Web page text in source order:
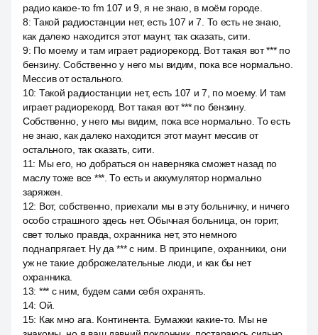
радио какое-то fm 107 и 9, я не знаю, в моём городе.
8:Такой радиостанции нет, есть 107 и 7. То есть не знаю,
как далеко находится этот маунт, так сказать, сити.
9: По моему и там играет радиорекорд. Вот такая вот *** по
бензину. Собственно у него мы видим, пока все нормально.
Мессив от остального.
10: Такой радиостанции нет, есть 107 и 7, по моему. И там
играет радиорекорд. Вот такая вот *** по бензину.
Собственно, у него мы видим, пока все нормально. То есть
не знаю, как далеко находится этот маунт мессив от
остального, так сказать, сити.
11: Мы его, но добраться он наверняка сможет назад по
маслу тоже все ***. То есть и аккумулятор нормально
заряжен.
12: Вот, собственно, приехали мы в эту больничку, и ничего
особо страшного здесь нет. Обычная больница, он горит,
свет только правда, охранника нет, это немного
поднапрягает. Ну да *** с ним. В принципе, охранники, они
уж не такие доброжелательные люди, и как бы нет
охранника.
13: *** с ним, будем сами себя охранять.
14: Ой.
15: Как мно ага. Континента. Бумажки какие-то. Мы не